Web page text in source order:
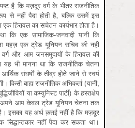
है कि मज़दूर वर्ग के भीतर राजनीतिक
से नहीं पैदा होती है, बल्कि उसमें इस
हिरावल का सचेतन कार्यभार होता है।
कि एक सामाजिक-जनवादी यानी कि
महज़ एक ट्रेड यूनियन सचिव की नहीं
वर्ग और आम जनसमुदायों के हिरावल की
भी मानना था कि राजनीतिक चेतना
संघर्षों के तीव्र होते जाने से स्वयं
किसी बाह्य राजनीतिक अभिकर्ता (यानी,
या कम्युनिस्ट पार्टी) के हस्तक्षेप
अपने आप केवल ट्रेड यूनियन चेतना तक
इसका यह अर्थ क़तई नहीं है कि मज़दूर
सिद्धान्तकार नहीं पैदा कर सकता था।